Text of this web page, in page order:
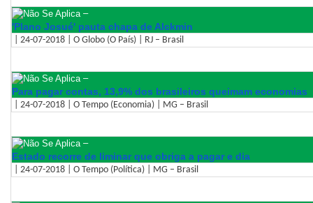
–
'Plano Josué' pauta chapa de Alckmin
| 24-07-2018 | O Globo (O País) | RJ – Brasil
–
Para pagar contas, 13,9% dos brasileiros queimam economias
| 24-07-2018 | O Tempo (Economia) | MG – Brasil
–
Estado recorre de liminar que obriga a pagar e dia
| 24-07-2018 | O Tempo (Política) | MG – Brasil